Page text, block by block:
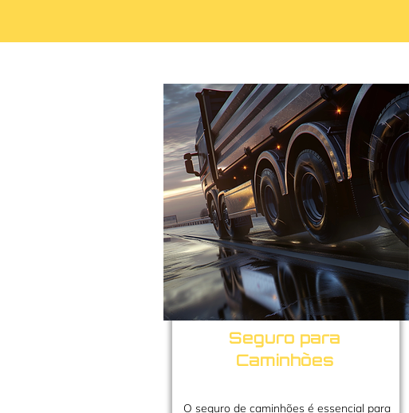
Seguro para
Caminhões
O seguro de caminhões é essencial para